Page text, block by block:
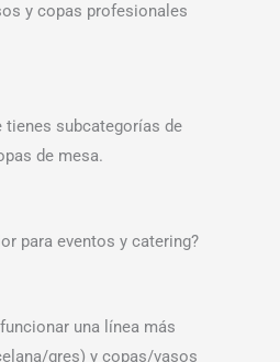
y copas profesionales
tienes subcategorías de
de mesa.
para eventos y catering?
una línea más
gres) y copas/vasos